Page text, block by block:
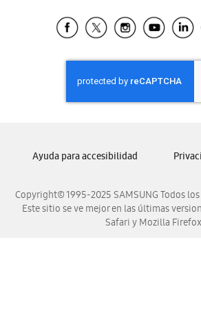
Samsung Ecuador
Samsung El
Samsung Guatemala
Samsung Honduras
Samsung Nicaragua
Samsung Venezuela
Copyright© 1995-2025 SAMSUNG Todos
Este sitio se ve mejor en las últimas
Safari y Mozilla
Ayuda para accesibilidad